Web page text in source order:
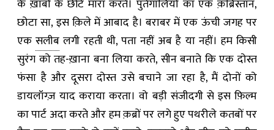
के ख़ाबों के छींटे मारा करते। पुर्तगालियों का एक क़ब्रिस्तान,
छोटा सा,इस क़िले में आबाद है। बराबर में एक ऊंची जगह पर
एकसलीब लगी रहती थी,पता नहीं अब है या नहीं। हम किसी
सुरंग को तह-ख़ाना बना लिया करते,सीन बनाते कि एक दोस्त
फंसा है और दूसरा दोस्त उसे बचाने जा रहा है, मैं दोनों को
डायलॉग्ज़ याद कराया करता। वो बड़ी संजीदगी से इस फ़िल्म
का पार्ट अदा करते और हम क़ब्रों पर लगे हुए पथरीले कतबों पर